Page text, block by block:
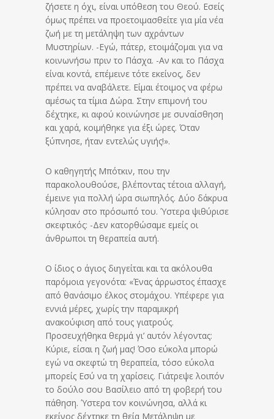
ζήσετε η όχι, είναι υπόθεση του Θεού. Εσείς
όμως πρέπει να προετοιμασθείτε για μία νέα
ζωή με τη μετάληψη των αχράντων
Μυστηρίων. -Εγώ, πάτερ, ετοιμάζομαι για να
κοινωνήσω πριν το Πάσχα. -Αν και το Πάσχα
είναι κοντά, επέμεινε τότε εκείνος, δεν
πρέπει να αναβάλετε. Είμαι έτοιμος να φέρω
αμέσως τα τίμια Δώρα. Στην επιμονή του
δέχτηκε, κι αφού κοινώνησε με συναίσθηση
και χαρά, κοιμήθηκε για έξι ώρες. Όταν
ξύπνησε, ήταν εντελώς υγιής!».
Ο καθηγητής Μπότκιν, που την
παρακολουθούσε, βλέποντας τέτοια αλλαγή,
έμεινε για πολλή ώρα σιωπηλός. Δύο δάκρυα
κύλησαν στο πρόσωπό του. Ύστερα ψιθύρισε
σκεφτικός: -Δεν κατορθώσαμε εμείς οι
άνθρωποι τη θεραπεία αυτή.
Ο ίδιος ο άγιος διηγείται και τα ακόλουθα
παρόμοια γεγονότα: «Ένας άρρωστος έπασχε
από θανάσιμο έλκος στομάχου. Υπέφερε για
εννιά μέρες, χωρίς την παραμικρή
ανακούφιση από τους γιατρούς.
Προσευχήθηκα θερμά γι’ αυτόν λέγοντας:
Κύριε, είσαι η ζωή μας! Όσο εύκολα μπορώ
εγώ να σκεφτώ τη θεραπεία, τόσο εύκολα
μπορείς Εσύ να τη χαρίσεις. Γιάτρεψε λοιπόν
το δούλο σου Βασίλειο από τη φοβερή του
πάθηση. Ύστερα τον κοινώνησα, αλλά κι
εκείνος δέχτηκε τη θεία Μετάληψη με